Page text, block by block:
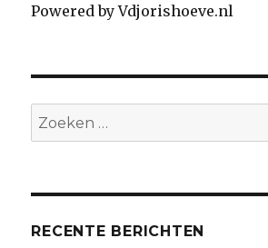
Powered by Vdjorishoeve.nl
Search
for:
RECENTE BERICHTEN